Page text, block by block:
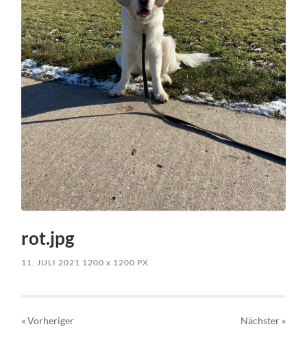
rot.jpg
11. JULI 2021 1200x 1200 PX
« Vorheriger Nächster »